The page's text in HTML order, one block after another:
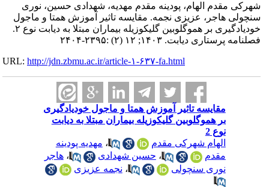
شهرکی مقدم الهام، پودینه مقدم مهدیه، شهدادی حسین، نوری
سنچولی هاجر، عزیزی نجمه. مقایسه تاثیر آموزش همتا و ماجول
خودیادگیری بر هموگلوبین گلیکوزیله بیماران مبتلا به دیابت نوع ۲.
فصلنامه پرستاری دیابت. ۱۴۰۳; ۱۲ (۲) :۲۳۹۵-۲۴۰۴
URL:http://jdn.zbmu.ac.ir/article-۱-۶۳۷-fa.html
مقایسه تاثیر آموزش همتا و ماجول خودیادگیری
بر هموگلوبین گلیکوزیله بیماران مبتلا به دیابت
نوع 2
الهام شهرکی مقدم
،مهدیه پودینه
مقدم
،حسین شهدادی ،هاجر
نوری سنچولی
،نجمه عزیزی